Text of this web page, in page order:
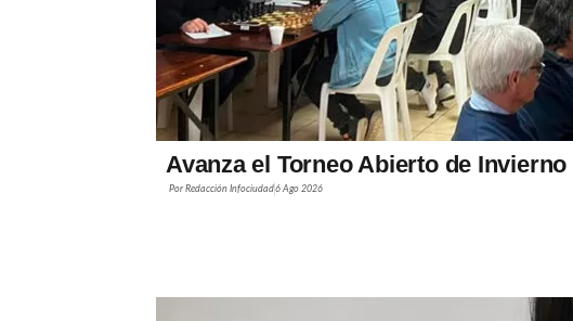
Avanza el Torneo Abierto de
Por Redacción Infociudad6 Ago 2026